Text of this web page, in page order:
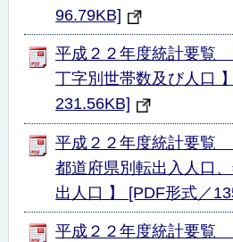
96.79KB]
平成２２年度統計要覧
丁字別世帯数及び人口
231.56KB]
平成２２年度統計要覧
都道府県別転出入人口
出人口 】 [PDF形式／
平成２２年度統計要覧